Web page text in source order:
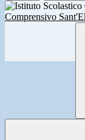
Comprensivo